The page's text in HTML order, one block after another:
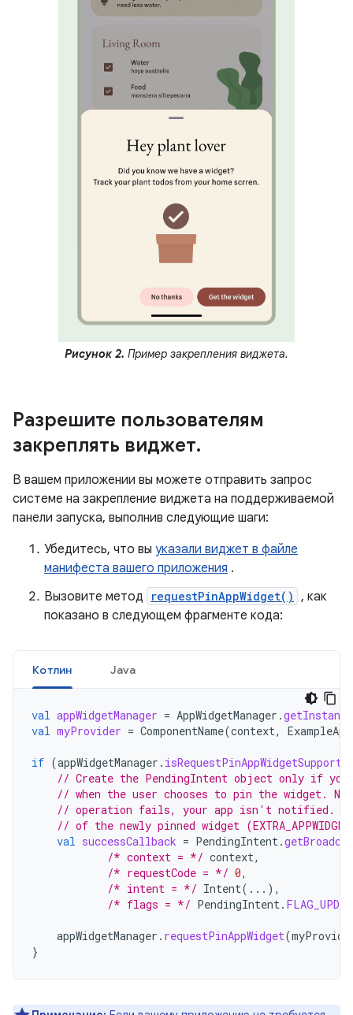
Рисунок 2. Пример закрепления виджета.
Разрешите пользователям
закреплять виджет.
В вашем приложении вы можете отправить запрос
системе на закрепление виджета на поддерживаемой
панели запуска, выполнив следующие шаги:
Убедитесь, что вы указали виджет в файле
манифеста вашего приложения .
Вызовите метод
requestPinAppWidget() , как
показано в следующем фрагменте кода:
Котлин Java
val appWidgetManager = AppWidgetManager .getInstance
val myProvider = ComponentName(context,
if (appWidgetManager .
// Create the PendingIntent object only if
// when the user chooses to pin the widget.
// operation fails, your app isn't notified.
// of the newly pinned widget
val successCallback = PendingIntent.
/* context = */ context,
/* requestCode = */ 0,
/* intent = */ Intent(...),
/* flags = */ PendingIntent.
appWidgetManager . requestPinAppWidget(
}